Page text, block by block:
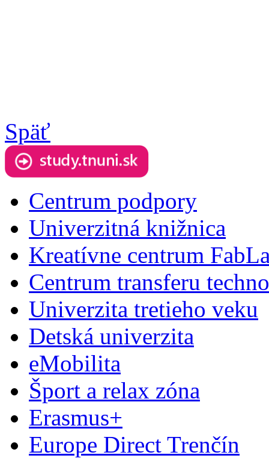
Späť
Centrum podpory
Univerzitná knižnica
Kreatívne centrum
Centrum transferu
Univerzita tretieho veku
Detská univerzita
eMobilita
Šport a relax zóna
Erasmus+
Europe Direct Trenčín